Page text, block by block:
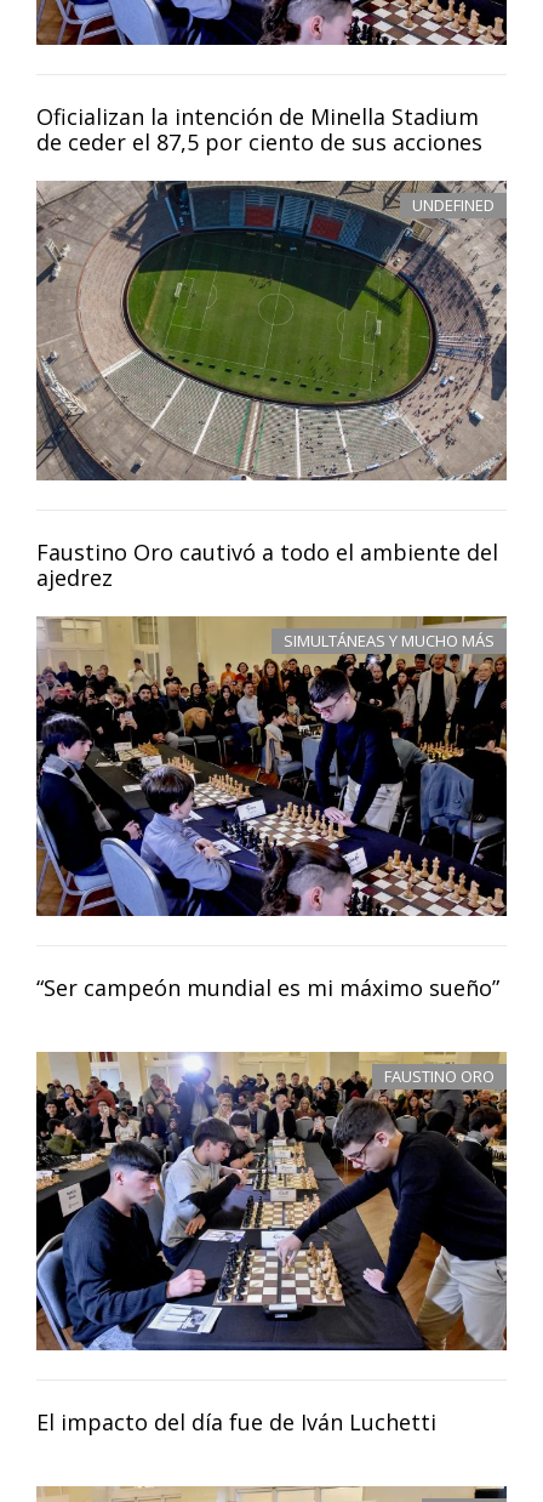
Oficializan la intención de Minella Stadium
de ceder el 87,5 por ciento de sus acciones
UNDEFINED
Faustino Oro cautivó a todo el ambiente del
ajedrez
SIMULTÁNEAS Y MUCHO MÁS
“Ser campeón mundial es mi máximo sueño”
FAUSTINO ORO
El impacto del día fue de Iván Luchetti